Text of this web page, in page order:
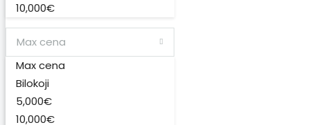
10,000€
50,000€
100,000€
200,000€
300,000€
400,000€
500,000€
Max cena
Max cena
Bilokoji
5,000€
10,000€